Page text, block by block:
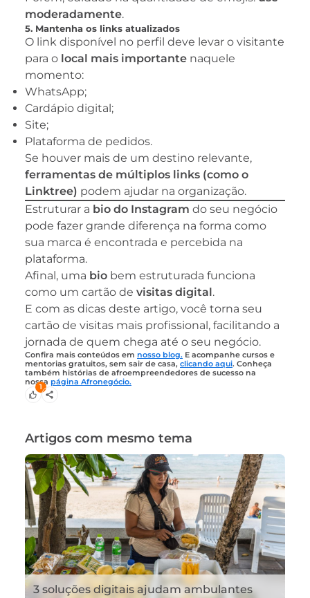
moderadamente.
5. Mantenha os links atualizados
O link disponível no perfil deve levar o visitante
para o local mais importante naquele
momento:
WhatsApp;
Cardápio digital;
Site;
Plataforma de pedidos.
Se houver mais de um destino relevante,
ferramentas de múltiplos links (como o
Linktree) podem ajudar na organização.
Estruturar a bio do Instagram do seu negócio
pode fazer grande diferença na forma como
sua marca é encontrada e percebida na
plataforma.
Afinal, uma bio bem estruturada funciona
como um cartão de visitas digital.
E com as dicas deste artigo, você torna seu
cartão de visitas mais profissional, facilitando a
jornada de quem chega até o seu negócio.
Confira mais conteúdos em nosso blog. E acompanhe cursos e
mentorias gratuitos, sem sair de casa, clicando aqui. Conheça
também histórias de afroempreendedores de sucesso na
nossa página Afronegócio.
1
Artigos com mesmo tema
3 soluções digitais ajudam ambulantes